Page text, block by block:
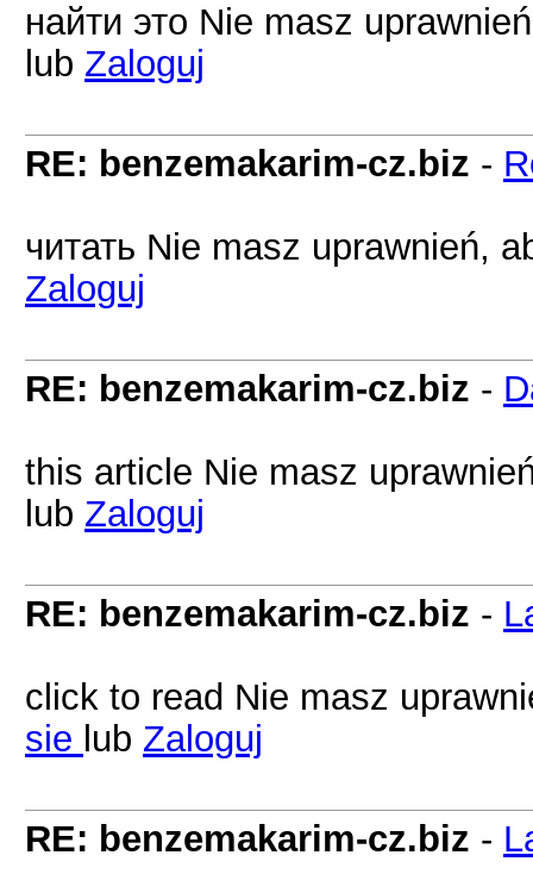
найти это Nie masz
lub Zaloguj
RE: benzemakarim-cz.biz -
читать Nie masz uprawnień,
Zaloguj
RE: benzemakarim-cz.biz -
this article Nie masz
lub Zaloguj
RE: benzemakarim-cz.biz -
click to read Nie masz
sie lub Zaloguj
RE: benzemakarim-cz.biz -